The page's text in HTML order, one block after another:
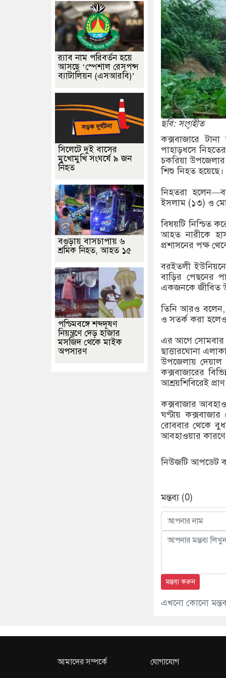
ছবি: সংগৃহীত
কক্সবাজারে
পাহাড়ধসে
চকরিয়া
শিশু নিহত
নিহতরা
ইসলাম (১৩) ও
বিষয়টি নিশ্চিত
আহত নারীকে
প্রশাসনের পক্ষ
বরইতলী
বাড়ির পেছনের
একজনকে জীবিত
তিনি আরও বলেন,
ও সতর্ক করা হলেও
এর আগে সোমবার
ছাত্তারঘোনা
উপজেলায়
কক্সবাজারের
আশ্রয়শিবিরেই
কক্সবাজার
ঘণ্টায়
রোববার থেকে
আবহাওয়ার কারণে
নিউজটি আপডেট
মন্তব্য (0)
মন্তব্য করুন
এখনো কোনো
র‌্যাব নাম পরিবর্তন হয়ে
আসছে ‘স্পেশাল রেসপন্স
ব্যাটালিয়ন (এসআরবি)’
সিলেটে দুই বাসের
মুখোমুখি সংঘর্ষে ৯ জন
নিহত
বগুড়ায় বাসচাপায় ৬
শ্রমিক নিহত, আহত ১৫
পশ্চিমবঙ্গে শব্দদূষণ
নিয়ন্ত্রণে দেড় হাজার
মসজিদ থেকে মাইক
অপসারণ
আমাদের সম্পর্কে যোগাযোগ